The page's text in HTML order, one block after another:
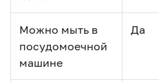
Можно мыть в
посудомоечной
машине
Да